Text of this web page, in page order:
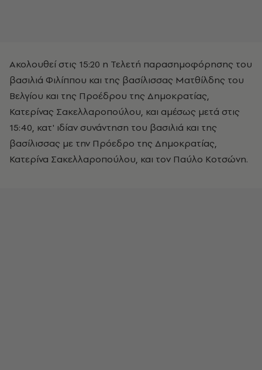
Ακολουθεί στις 15:20 η Τελετή παρασημοφόρησης του
βασιλιά Φιλίππου και της βασίλισσας Ματθίλδης του
Βελγίου και της Προέδρου της Δημοκρατίας,
Κατερίνας Σακελλαροπούλου, και αμέσως μετά στις
15:40, κατ' ιδίαν συνάντηση του βασιλιά και της
βασίλισσας με την Πρόεδρο της Δημοκρατίας,
Κατερίνα Σακελλαροπούλου, και τον Παύλο Κοτσώνη.